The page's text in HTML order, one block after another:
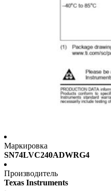
Маркировка
SN74LVC240ADWRG4
Производитель
Texas Instruments